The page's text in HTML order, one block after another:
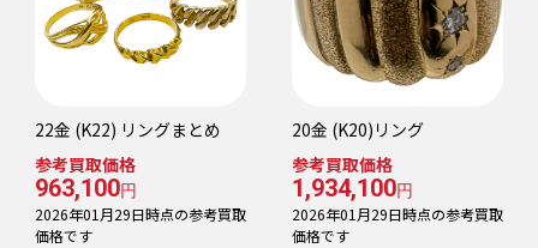
22金 (K22) リングまとめ
参考買取価格
963,100円
2026年01月29日時点の参考買取
価格です
20金 (K20)リング
参考買取価格
1,934,100円
2026年01月29日時点の参考買取
価格です